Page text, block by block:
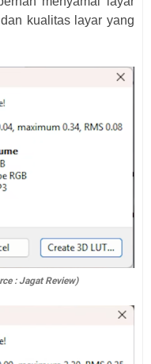
kualitas layar yang
: Jagat Review)